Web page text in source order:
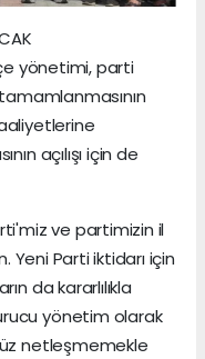
yönetimi, parti
açılışı için de
ve partimizin il
Yeni Parti iktidarı için
da kararlılıkla
yönetim olarak
netleşmemekle